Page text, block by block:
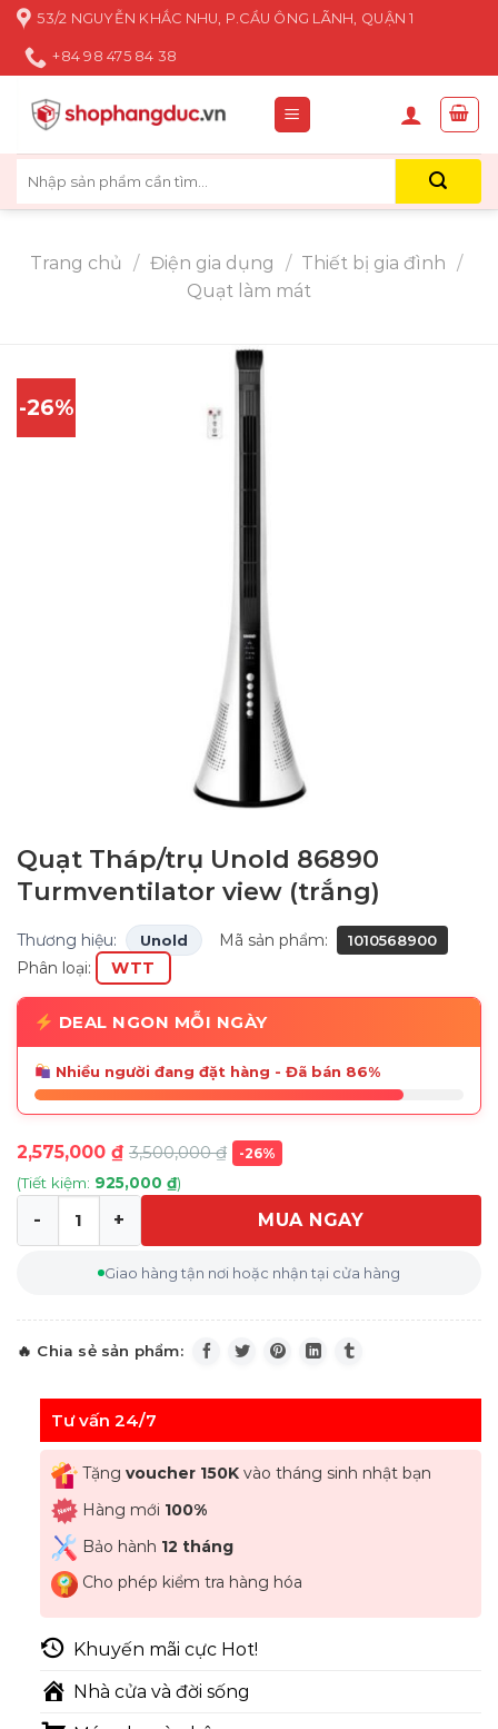
Skip
content
53/2 NGUYỄN KHẮC NHU, P.CẦU ÔNG LÃNH, QUẬN 1
+84 98 475 84 38
kiếm:
Trang chủ / Điện gia dụng / Thiết bị gia đình /
Quạt làm mát
-26%
Quạt Tháp/trụ Unold 86890
Turmventilator view (trắng)
Thương hiệu: Unold Mã sản phẩm: 1010568900
Phân loại: WTT
DEAL NGON MỖI NGÀY
Nhiều người đang đặt hàng - Đã bán 86%
2,575,000 ₫ 3,500,000₫ -26%
(Tiết kiệm: 925,000 ₫)
Quạt Tháp/trụ Unold 86890 Turmventilator view
MUA NGAY
Giao hàng tận nơi hoặc nhận tại cửa hàng
Tư vấn 24/7
Tặng voucher 150Kvào tháng sinh nhật bạn
Hàng mới 100%
Bảo hành 12 tháng
Cho phép kiểm tra hàng hóa
Khuyến mãi cực Hot!
Nhà cửa và đời sống